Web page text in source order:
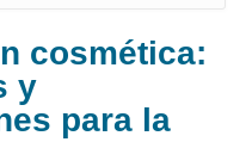
cosmética:
y
para la